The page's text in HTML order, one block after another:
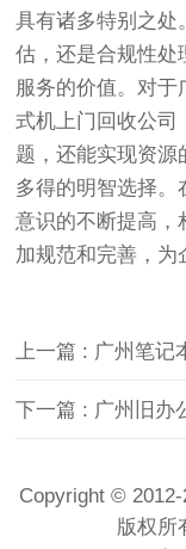
具有诸多特别之处
估，还是合规性处
服务的价值。对于
式机上门回收公司
题，还能实现资源
多得的明智选择。
意识的不断提高，
加规范和完善，为
Copyright ©
版权所